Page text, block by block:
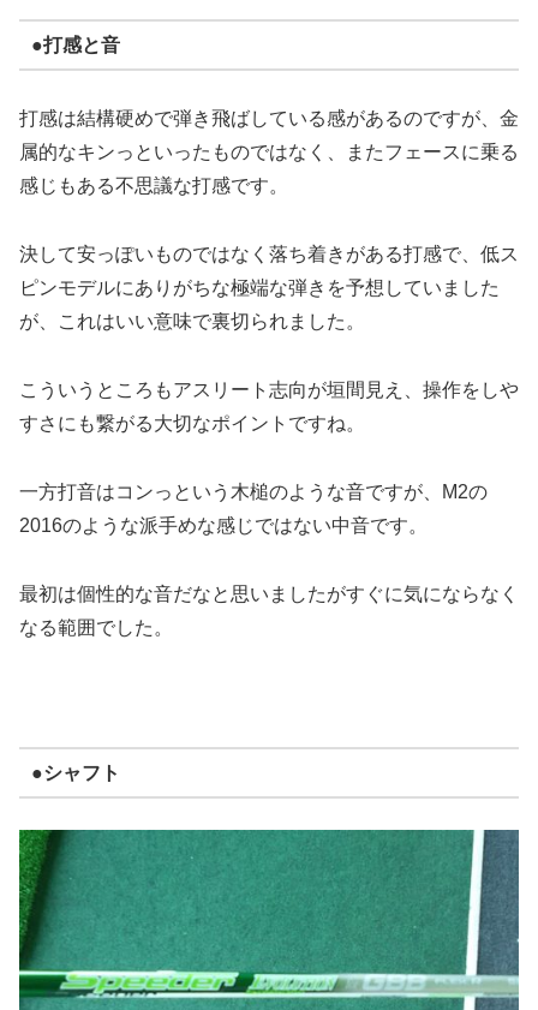
●打感と音
打感は結構硬めで弾き飛ばしている感があるのですが、金
属的なキンっといったものではなく、またフェースに乗る
感じもある不思議な打感です。
決して安っぽいものではなく落ち着きがある打感で、低ス
ピンモデルにありがちな極端な弾きを予想していました
が、これはいい意味で裏切られました。
こういうところもアスリート志向が垣間見え、操作をしや
すさにも繋がる大切なポイントですね。
一方打音はコンっという木槌のような音ですが、M2の
2016のような派手めな感じではない中音です。
最初は個性的な音だなと思いましたがすぐに気にならなく
なる範囲でした。
●シャフト